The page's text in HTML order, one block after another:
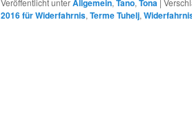
Veröffentlicht unterAllgemein, Tano, Tona |
2016 für Widerfahrnis, Terme Tuhelj,